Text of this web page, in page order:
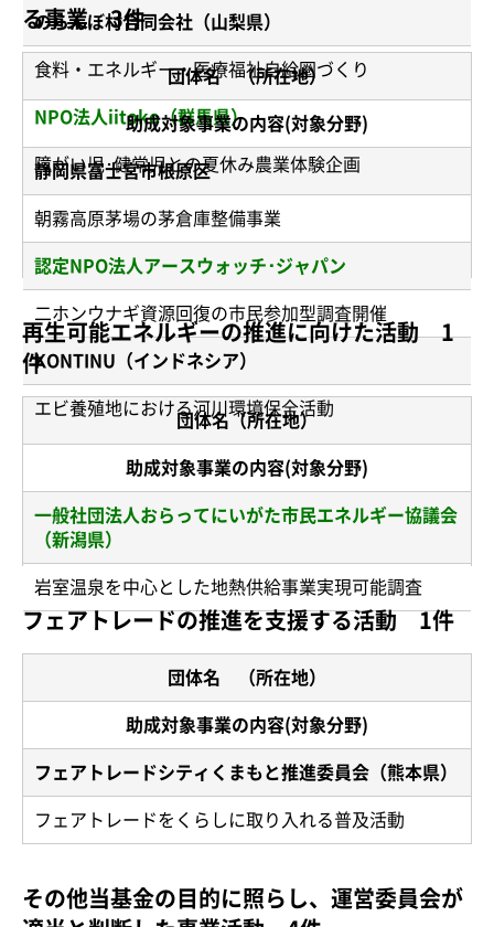
のらんぼ村合同会社（山梨県）
食料・エネルギー・医療福祉自給圏づくり
NPO法人iitoko（群馬県）
障がい児･健常児との夏休み農業体験企画
る事業 3件
団体名 （所在地）
助成対象事業の内容(対象分野)
静岡県富士宮市根原区
朝霧高原茅場の茅倉庫整備事業
認定NPO法人アースウォッチ･ジャパン
二ホンウナギ資源回復の市民参加型調査開催
KONTINU（インドネシア）
エビ養殖地における河川環境保全活動
再生可能エネルギーの推進に向けた活動 1
件
団体名（所在地）
助成対象事業の内容(対象分野)
一般社団法人おらってにいがた市民エネルギー協議会
（新潟県）
岩室温泉を中心とした地熱供給事業実現可能調査
フェアトレードの推進を支援する活動 1件
団体名 （所在地）
助成対象事業の内容(対象分野)
フェアトレードシティくまもと推進委員会（熊本県）
フェアトレードをくらしに取り入れる普及活動
その他当基金の目的に照らし、運営委員会が